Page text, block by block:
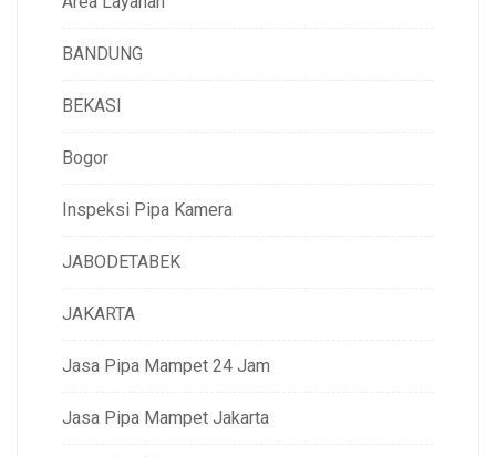
BANDUNG
BEKASI
Bogor
Inspeksi Pipa Kamera
JABODETABEK
JAKARTA
Jasa Pipa Mampet 24 Jam
Jasa Pipa Mampet Jakarta